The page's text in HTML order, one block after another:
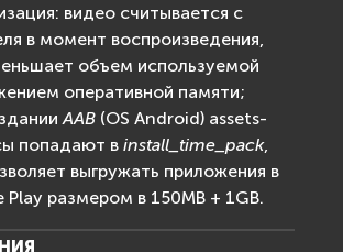
видео считывается с
в момент воспроизведения,
объем используемой
оперативной памяти;
AAB (OS Android) assets-
попадают в install_time_pack,
выгружать приложения в
Play размером в 150MB + 1GB.